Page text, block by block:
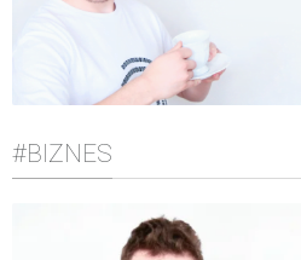
#BIZNES